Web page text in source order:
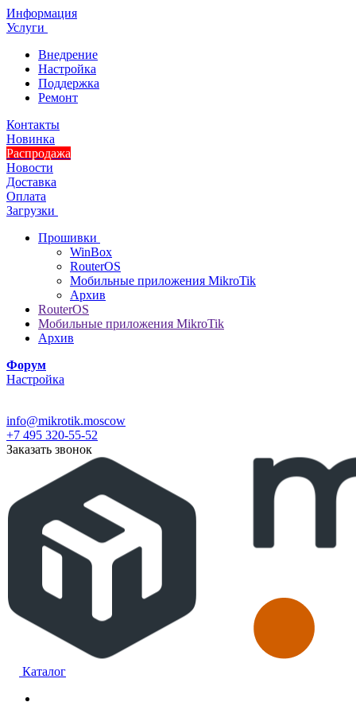
Информация
Услуги
Внедрение
Настройка
Поддержка
Ремонт
Контакты
Новинка
Распродажа
Новости
Доставка
Оплата
Загрузки
Прошивки
WinBox
RouterOS
Мобильные приложения MikroTik
Архив
RouterOS
Мобильные приложения MikroTik
Архив
Форум
Настройка
info@mikrotik.moscow
+7 495 320-55-52
Заказать звонок
Каталог